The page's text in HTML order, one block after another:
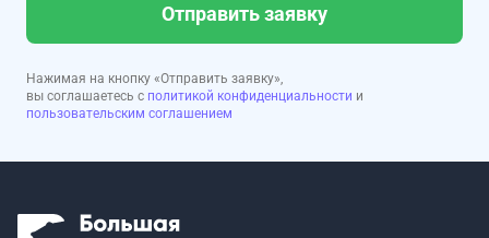
Отправить заявку
Нажимая на кнопку «Отправить заявку»,
вы соглашаетесь с политикой конфиденциальности и
пользовательским соглашением